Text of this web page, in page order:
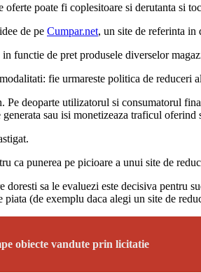
poate fi coplesitoare si derutanta si
de pe Cumpar.net, un site de referinta in
functie de pret produsele diverselor
fie urmareste politica de reduceri
deoparte utilizatorul si consumatorul
sau isi monetizeaza traficul
ca punerea pe picioare a unui site de
doresti sa le evaluezi este decisiva pentru
piata (de exemplu daca alegi un site de
obiecte vandute prin licitatie